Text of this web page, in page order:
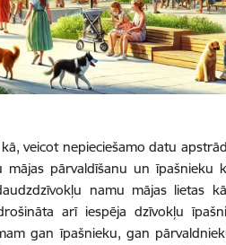
veicot nepieciešamo datu
mājas pārvaldīšanu un īpašnieku
namu mājas lietas
arī iespēja dzīvokļu
gan īpašnieku, gan